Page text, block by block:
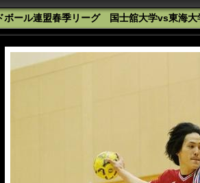
ール連盟春季リーグ 国士舘大学vs東海